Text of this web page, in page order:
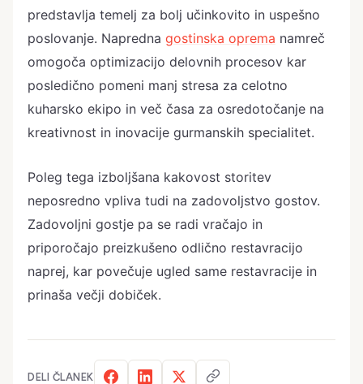
predstavlja temelj za bolj učinkovito in uspešno
poslovanje. Napredna gostinska oprema namreč
omogoča optimizacijo delovnih procesov kar
posledično pomeni manj stresa za celotno
kuharsko ekipo in več časa za osredotočanje na
kreativnost in inovacije gurmanskih specialitet.
Poleg tega izboljšana kakovost storitev
neposredno vpliva tudi na zadovoljstvo gostov.
Zadovoljni gostje pa se radi vračajo in
priporočajo preizkušeno odlično restavracijo
naprej, kar povečuje ugled same restavracije in
prinaša večji dobiček.
DELI ČLANEK